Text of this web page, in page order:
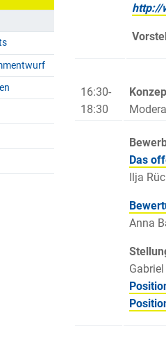
http://
16:30-
18:30
Das
Ilja
Anna